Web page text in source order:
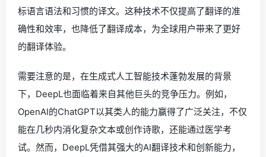
标语言语法和习惯的译文。这种技术不仅提高了翻译的准
确性和效率，也降低了翻译成本，为全球用户带来了更好
的翻译体验。
需要注意的是，在生成式人工智能技术蓬勃发展的背景
下，DeepL也面临着来自其他巨头的竞争压力。例如，
OpenAI的ChatGPT以其类人的能力赢得了广泛关注，不仅
能在几秒内消化复杂文本或创作诗歌，还能通过医学考
试。然而，DeepL凭借其强大的AI翻译技术和创新能力，